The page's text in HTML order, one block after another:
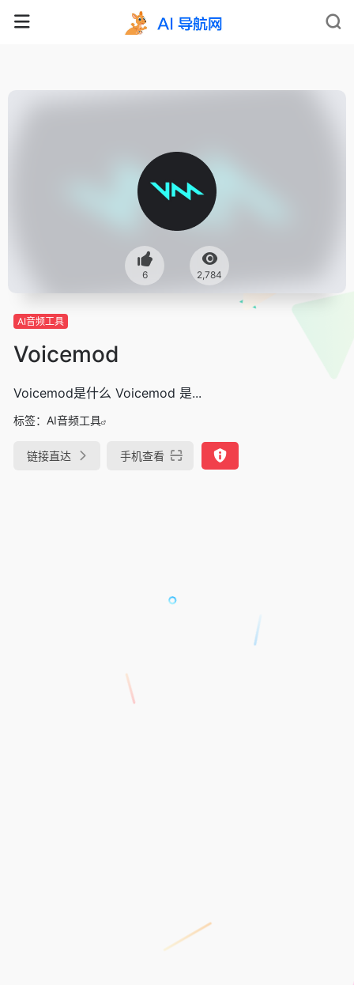
6 2,784
AI音频工具
Voicemod
Voicemod是什么 Voicemod 是...
标签： AI音频工具
链接直达 手机查看